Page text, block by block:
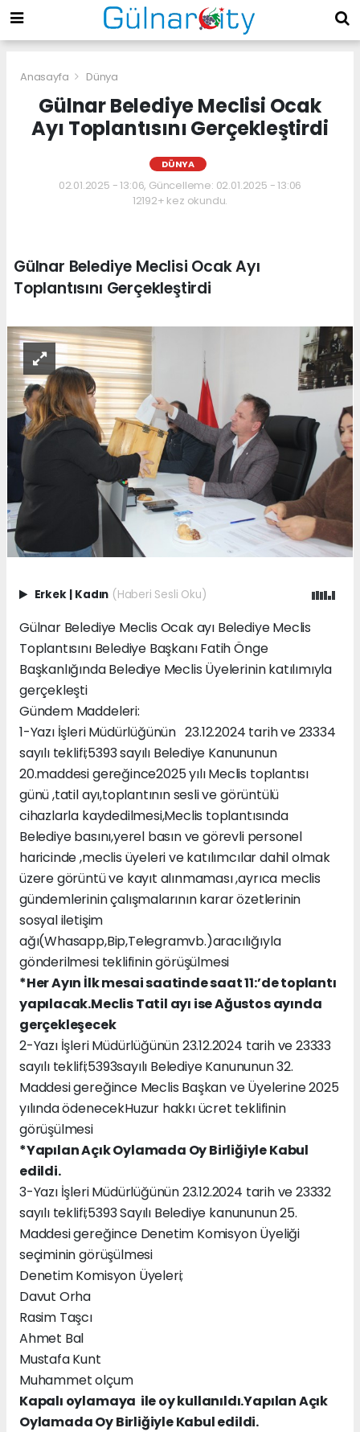
Anasayfa Dünya
Gülnar Belediye Meclisi Ocak
Ayı Toplantısını Gerçekleştirdi
DÜNYA
02.01.2025 - 13:06, Güncelleme: 02.01.2025 - 13:06
12192+ kez okundu.
Gülnar Belediye Meclisi Ocak Ayı
Toplantısını Gerçekleştirdi
Erkek | Kadın (Haberi Sesli Oku)
Gülnar Belediye Meclis Ocak ayı Belediye Meclis
Toplantısını Belediye Başkanı Fatih Önge
Başkanlığında Belediye Meclis Üyelerinin katılımıyla
gerçekleşti
Gündem Maddeleri:
1-Yazı İşleri Müdürlüğünün 23.12.2024 tarih ve 23334
sayılı teklifi;5393 sayılı Belediye Kanununun
20.maddesi gereğince2025 yılı Meclis toplantısı
günü ,tatil ayı,toplantının sesli ve görüntülü
cihazlarla kaydedilmesi,Meclis toplantısında
Belediye basını,yerel basın ve görevli personel
haricinde ,meclis üyeleri ve katılımcılar dahil olmak
üzere görüntü ve kayıt alınmaması ,ayrıca meclis
gündemlerinin çalışmalarının karar özetlerinin
sosyal iletişim
ağı(Whasapp,Bip,Telegramvb.)aracılığıyla
gönderilmesi teklifinin görüşülmesi
*Her Ayın İlk mesai saatinde saat 11:’de toplantı
yapılacak.Meclis Tatil ayı ise Ağustos ayında
gerçekleşecek
2-Yazı İşleri Müdürlüğünün 23.12.2024 tarih ve 23333
sayılı teklifi;5393sayılı Belediye Kanununun 32.
Maddesi gereğince Meclis Başkan ve Üyelerine 2025
yılında ödenecekHuzur hakkı ücret teklifinin
görüşülmesi
*Yapılan Açık Oylamada Oy Birliğiyle Kabul
edildi.
3-Yazı İşleri Müdürlüğünün 23.12.2024 tarih ve 23332
sayılı teklifi;5393 Sayılı Belediye kanununun 25.
Maddesi gereğince Denetim Komisyon Üyeliği
seçiminin görüşülmesi
Denetim Komisyon Üyeleri;
Davut Orha
Rasim Taşcı
Ahmet Bal
Mustafa Kunt
Muhammet olçum
Kapalı oylamaya ile oy kullanıldı.Yapılan Açık
Oylamada Oy Birliğiyle Kabul edildi.